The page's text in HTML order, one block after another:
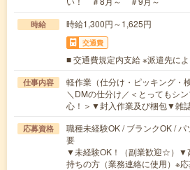
時給 時給1,300円～1,625円
交通費
■ 交通費規定内支給 ※派遣先に
仕事内容
軽作業（仕分け・ピッキング・
＼DMの仕分け／＜とってもシ
心！＞▼封入作業及び梱包▼雑
応募資格
職種未経験OK / ブランクOK /
要
▼未経験OK！（副業歓迎☆）▼
持ちの方（業務連絡に使用）※